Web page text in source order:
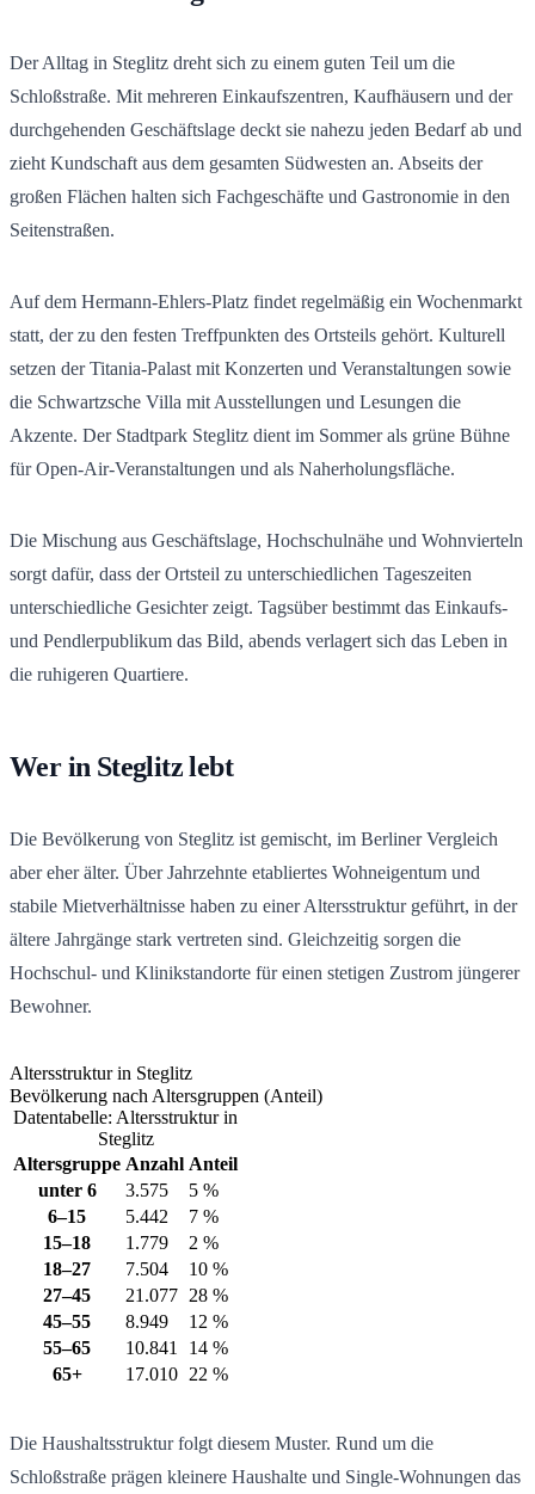
Der Alltag in Steglitz dreht sich zu einem guten Teil um die
Schloßstraße. Mit mehreren Einkaufszentren, Kaufhäusern und der
durchgehenden Geschäftslage deckt sie nahezu jeden Bedarf ab und
zieht Kundschaft aus dem gesamten Südwesten an. Abseits der
großen Flächen halten sich Fachgeschäfte und Gastronomie in den
Seitenstraßen.
Auf dem Hermann-Ehlers-Platz findet regelmäßig ein Wochenmarkt
statt, der zu den festen Treffpunkten des Ortsteils gehört. Kulturell
setzen der Titania-Palast mit Konzerten und Veranstaltungen sowie
die Schwartzsche Villa mit Ausstellungen und Lesungen die
Akzente. Der Stadtpark Steglitz dient im Sommer als grüne Bühne
für Open-Air-Veranstaltungen und als Naherholungsfläche.
Die Mischung aus Geschäftslage, Hochschulnähe und Wohnvierteln
sorgt dafür, dass der Ortsteil zu unterschiedlichen Tageszeiten
unterschiedliche Gesichter zeigt. Tagsüber bestimmt das Einkaufs-
und Pendlerpublikum das Bild, abends verlagert sich das Leben in
die ruhigeren Quartiere.
Wer in Steglitz lebt
Die Bevölkerung von Steglitz ist gemischt, im Berliner Vergleich
aber eher älter. Über Jahrzehnte etabliertes Wohneigentum und
stabile Mietverhältnisse haben zu einer Altersstruktur geführt, in der
ältere Jahrgänge stark vertreten sind. Gleichzeitig sorgen die
Hochschul- und Klinikstandorte für einen stetigen Zustrom jüngerer
Bewohner.
Altersstruktur in Steglitz
Bevölkerung nach Altersgruppen (Anteil)
Datentabelle: Altersstruktur in
Steglitz
Altersgruppe Anzahl Anteil
unter 6
3.575
5 %
6–15
5.442
7 %
15–18
1.779
2 %
18–27
7.504
10 %
27–45
21.077 28 %
45–55
8.949
12 %
55–65
10.841
14 %
65+
17.010 22 %
Die Haushaltsstruktur folgt diesem Muster. Rund um die
Schloßstraße prägen kleinere Haushalte und Single-Wohnungen das